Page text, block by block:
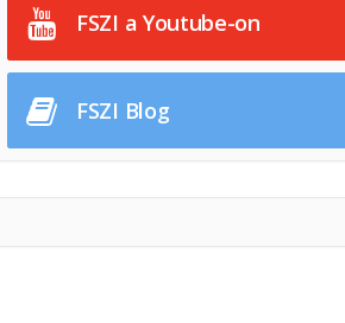
FSZI a Youtube-on
FSZI Blog